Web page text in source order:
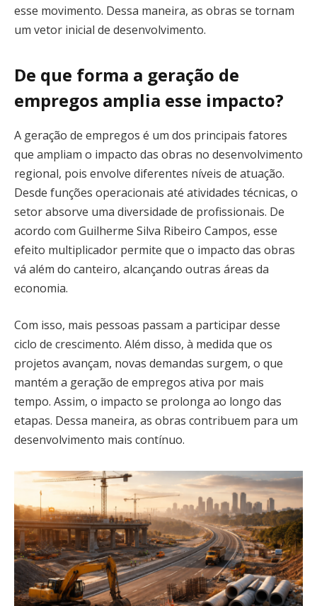
esse movimento. Dessa maneira, as obras se tornam
um vetor inicial de desenvolvimento.
De que forma a geração de
empregos amplia esse impacto?
A geração de empregos é um dos principais fatores
que ampliam o impacto das obras no desenvolvimento
regional, pois envolve diferentes níveis de atuação.
Desde funções operacionais até atividades técnicas, o
setor absorve uma diversidade de profissionais. De
acordo com Guilherme Silva Ribeiro Campos, esse
efeito multiplicador permite que o impacto das obras
vá além do canteiro, alcançando outras áreas da
economia.
Com isso, mais pessoas passam a participar desse
ciclo de crescimento. Além disso, à medida que os
projetos avançam, novas demandas surgem, o que
mantém a geração de empregos ativa por mais
tempo. Assim, o impacto se prolonga ao longo das
etapas. Dessa maneira, as obras contribuem para um
desenvolvimento mais contínuo.